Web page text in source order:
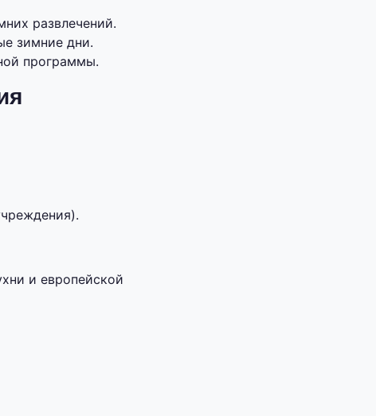
развлечений.
зимние дни.
программы.
и европейской